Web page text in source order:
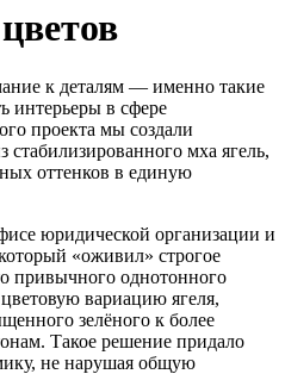
к деталям — именно такие
интерьеры в сфере
проекта мы создали
мха ягель,
оттенков в единую
юридической организации и
«оживил» строгое
привычного однотонного
вариацию ягеля,
зелёного к более
Такое решение придало
не нарушая общую